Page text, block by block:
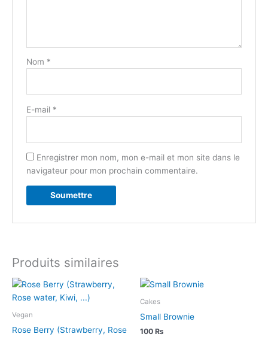
Nom *
E-mail *
Enregistrer mon nom, mon e-mail et mon site dans le
navigateur pour mon prochain commentaire.
Produits similaires
Vegan
Rose Berry (Strawberry, Rose
Cakes
Small Brownie
100 ₨